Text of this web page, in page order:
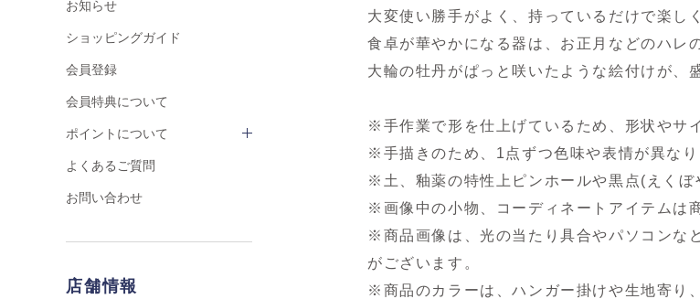
お知らせ
ショッピングガイド
会員登録
会員特典について
ポイントについて
よくあるご質問
お問い合わせ
店舗情報
大変使い勝手がよく、持っているだけで楽し
食卓が華やかになる器は、お正月などのハレ
大輪の牡丹がぱっと咲いたような絵付けが、
※手作業で形を仕上げているため、形状やサ
※手描きのため、1点ずつ色味や表情が異なり
※土、釉薬の特性上ピンホールや黒点(えくぼ
※画像中の小物、コーディネートアイテムは
※商品画像は、光の当たり具合やパソコンな
がございます。
※商品のカラーは、ハンガー掛けや生地寄り